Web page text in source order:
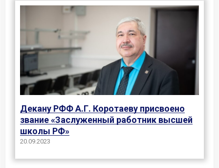
Декану РФФ А.Г. Коротаеву присвоено
звание «Заслуженный работник высшей
школы РФ»
20.09.2023